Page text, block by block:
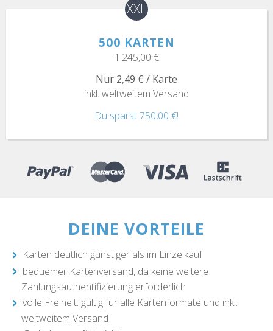
500 KARTEN
XXL
1.245,00 €
Nur 2,49 € / Karte
inkl. weltweitem Versand
Du sparst 750,00 €!
DEINE VORTEILE
Karten deutlich günstiger als im Einzelkauf
bequemer Kartenversand, da keine weitere
Zahlungsauthentifizierung erforderlich
volle Freiheit: gültig für alle Kartenformate und inkl.
weltweitem Versand